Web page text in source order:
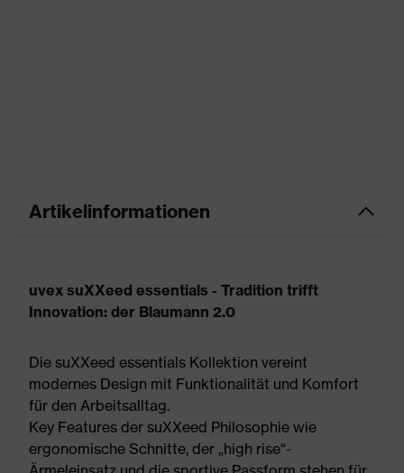
Artikelinformationen
uvex suXXeed essentials - Tradition trifft
Innovation: der Blaumann 2.0
Die suXXeed essentials Kollektion vereint
modernes Design mit Funktionalität und Komfort
für den Arbeitsalltag.
Key Features der suXXeed Philosophie wie
ergonomische Schnitte, der „high rise“-